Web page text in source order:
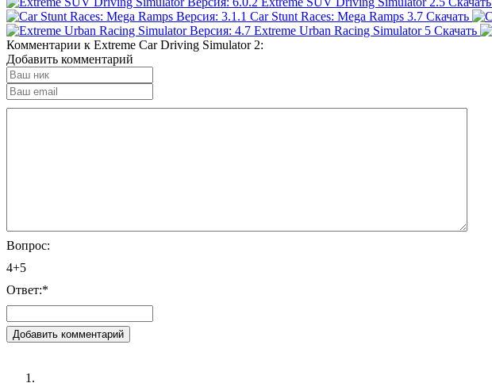
Car Stunt Races: Mega Ramps 3.7 Скачать
Extreme Urban Racing Simulator 5 Скачать
Комментарии к Extreme Car Driving Simulator 2:
Добавить комментарий
Вопрос:
4+5
Ответ:*